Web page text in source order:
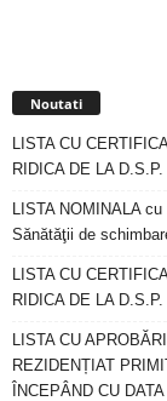
Noutati
LISTA CU
RIDICA DE LA
LISTA NOMINALA
Sănătăţii de
LISTA CU
RIDICA DE LA
LISTA CU
REZIDENȚIAT
ÎNCEPÂND CU